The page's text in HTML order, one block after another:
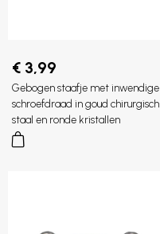
€ 3,99
Gebogen staafje met inwendige
schroefdraad in goud chirurgisch
staal en ronde kristallen